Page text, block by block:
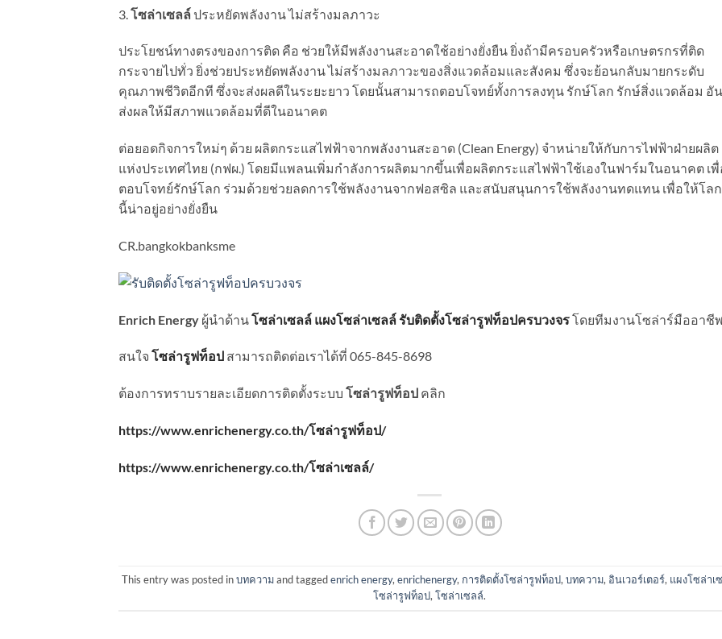
3. โซล่าเซลล์ประหยัดพลังงาน ไม่สร้างมลภาวะ
ประโยชน์ทางตรงของการติด คือ ช่วยให้มีพลังงานสะอาดใช้อย่างยั่งยืน ยิ่งถ้ามีครอบครัวหรือเกษตรกรที่ติด
กระจายไปทั่ว ยิ่งช่วยประหยัดพลังงาน ไม่สร้างมลภาวะของสิ่งแวดล้อมและสังคม ซึ่งจะย้อนกลับมายกระดับ
คุณภาพชีวิตอีกที ซึ่งจะส่งผลดีในระยะยาว โดยนั้นสามารถตอบโจทย์ทั้งการลงทุน รักษ์โลก รักษ์สิ่งแวดล้อม อั
ส่งผลให้มีสภาพแวดล้อมที่ดีในอนาคต
ต่อยอดกิจการใหม่ๆ ด้วย ผลิตกระแสไฟฟ้าจากพลังงานสะอาด (Clean Energy) จำหน่ายให้กับการไฟฟ้าฝ่ายผลิต
แห่งประเทศไทย (กฟผ.) โดยมีแพลนเพิ่มกำลังการผลิตมากขึ้นเพื่อผลิตกระแสไฟฟ้าใช้เองในฟาร์มในอนาคต เพื่
ตอบโจทย์รักษ์โลก ร่วมด้วยช่วยลดการใช้พลังงานจากฟอสซิล และสนับสนุนการใช้พลังงานทดแทน เพื่อให้โล
นี้น่าอยู่อย่างยั่งยืน
CR.bangkokbanksme
Enrich Energy ผู้นำด้านโซล่าเซลล์ แผงโซล่าเซลล์ รับติดตั้งโซล่ารูฟท็อปครบวงจรโดยทีมงานโซล่าร์มืออาชีพ
สนใจ โซล่ารูฟท็อป สามารถติดต่อเราได้ที่ 065-845-8698
ต้องการทราบรายละเอียดการติดตั้งระบบ โซล่ารูฟท็อป คลิก
https://www.enrichenergy.co.th/โซล่ารูฟท็อป/
https://www.enrichenergy.co.th/โซล่าเซลล์/
This entry was posted inบทความand taggedenrich energy, enrichenergy, การติดตั้งโซล่ารูฟท็อป, บทความ, อินเวอร์เตอร์, แผงโซล่าเ
โซล่ารูฟท็อป,โซล่าเซลล์.